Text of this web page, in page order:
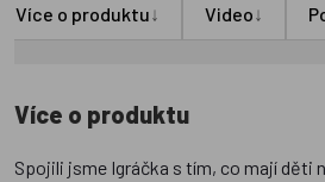
Více o produktu↓ Video↓
Více o produktu
Spojili jsme Igráčka s tím, co mají děti